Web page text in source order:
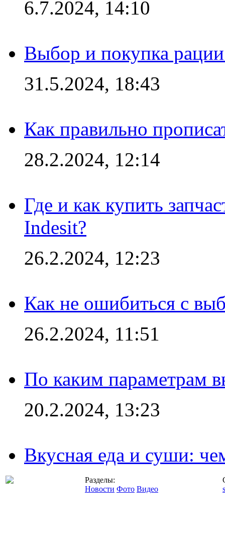
6.7.2024, 14:10
Выбор и покупка
31.5.2024, 18:43
Как правильно
28.2.2024, 12:14
Где и как купить
Indesit?
26.2.2024, 12:23
Как не ошибиться с
26.2.2024, 11:51
По каким параметрам
20.2.2024, 13:23
Вкусная еда и суши:
Разделы:
Новости Фото Видео